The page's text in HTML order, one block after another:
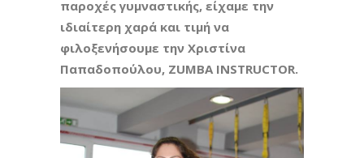
παροχέςγυμναστικής, είχαμε την
ιδιαίτερη χαρά και τιμή να
φιλοξενήσουμε την Χριστίνα
Παπαδοπούλου, ZUMBA INSTRUCTOR.